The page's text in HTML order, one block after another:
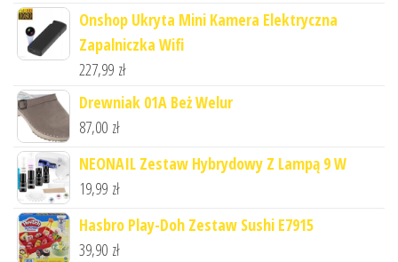
Onshop Ukryta Mini Kamera Elektryczna
Zapalniczka Wifi
227,99 zł
Drewniak 01A Beż Welur
87,00 zł
NEONAIL Zestaw Hybrydowy Z Lampą 9 W
19,99 zł
Hasbro Play-Doh Zestaw Sushi E7915
39,90 zł